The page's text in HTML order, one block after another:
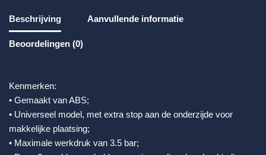
Beschrijving Aanvullende informatie
Beoordelingen (0)
Kenmerken:
• Gemaakt van ABS;
• Universeel model, met extra stop aan de onderzijde voor
makkelijke plaatsing;
• Maximale werkdruk van 3.5 bar;